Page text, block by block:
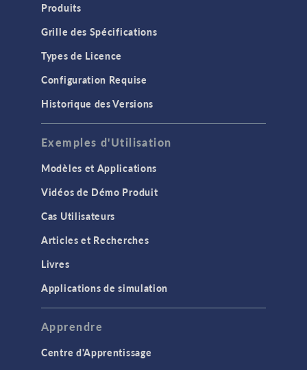
Produits
Grille des Spécifications
Types de Licence
Configuration Requise
Historique des Versions
Exemples d'Utilisation
Modèles et Applications
Vidéos de Démo Produit
Cas Utilisateurs
Articles et Recherches
Livres
Applications de simulation
Apprendre
Centre d'Apprentissage